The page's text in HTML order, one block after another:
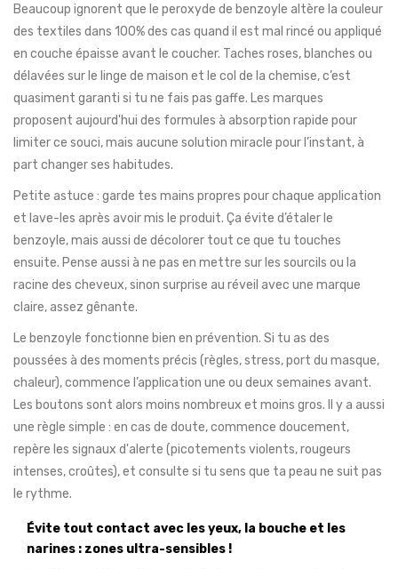
Beaucoup ignorent que le peroxyde de benzoyle altère la couleur
des textiles dans 100% des cas quand il est mal rincé ou appliqué
en couche épaisse avant le coucher. Taches roses, blanches ou
délavées sur le linge de maison et le col de la chemise, c’est
quasiment garanti si tu ne fais pas gaffe. Les marques
proposent aujourd'hui des formules à absorption rapide pour
limiter ce souci, mais aucune solution miracle pour l’instant, à
part changer ses habitudes.
Petite astuce : garde tes mains propres pour chaque application
et lave-les après avoir mis le produit. Ça évite d’étaler le
benzoyle, mais aussi de décolorer tout ce que tu touches
ensuite. Pense aussi à ne pas en mettre sur les sourcils ou la
racine des cheveux, sinon surprise au réveil avec une marque
claire, assez gênante.
Le benzoyle fonctionne bien en prévention. Si tu as des
poussées à des moments précis (règles, stress, port du masque,
chaleur), commence l’application une ou deux semaines avant.
Les boutons sont alors moins nombreux et moins gros. Il y a aussi
une règle simple : en cas de doute, commence doucement,
repère les signaux d'alerte (picotements violents, rougeurs
intenses, croûtes), et consulte si tu sens que ta peau ne suit pas
le rythme.
Évite tout contact avec les yeux, la bouche et les
narines : zones ultra-sensibles !